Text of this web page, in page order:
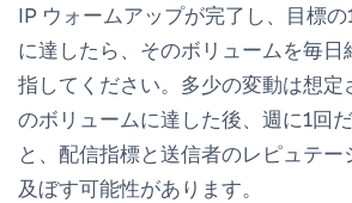
IP ウォームアップが完了し、目標
に達したら、そのボリュームを毎日
指してください。多少の変動は想定
のボリュームに達した後、週に1回
と、配信指標と送信者のレピュテ
及ぼす可能性があります。